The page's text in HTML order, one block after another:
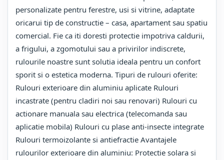
personalizate pentru ferestre, usi si vitrine, adaptate
oricarui tip de constructie – casa, apartament sau spatiu
comercial. Fie ca iti doresti protectie impotriva caldurii,
a frigului, a zgomotului sau a privirilor indiscrete,
rulourile noastre sunt solutia ideala pentru un confort
sporit si o estetica moderna. Tipuri de rulouri oferite:
Rulouri exterioare din aluminiu aplicate Rulouri
incastrate (pentru cladiri noi sau renovari) Rulouri cu
actionare manuala sau electrica (telecomanda sau
aplicatie mobila) Rulouri cu plase anti-insecte integrate
Rulouri termoizolante si antiefractie Avantajele
rulourilor exterioare din aluminiu: Protectie solara si